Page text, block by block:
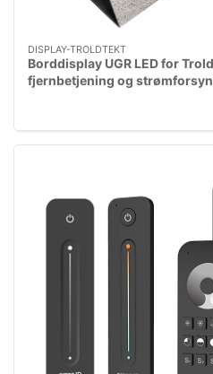
DISPLAY-TROLDTEKT
Borddisplay UGR LED for
fjernbetjening og